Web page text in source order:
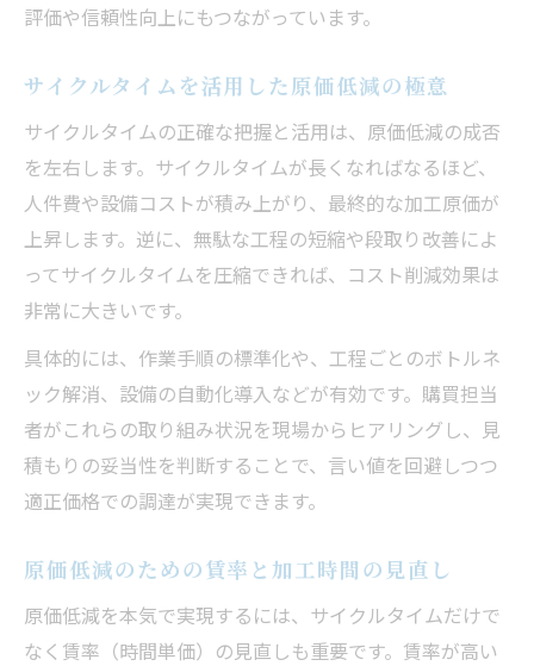
評価や信頼性向上にもつながっています。
サイクルタイムを活用した原価低減の極意
サイクルタイムの正確な把握と活用は、原価低減の成否
を左右します。サイクルタイムが長くなればなるほど、
人件費や設備コストが積み上がり、最終的な加工原価が
上昇します。逆に、無駄な工程の短縮や段取り改善によ
ってサイクルタイムを圧縮できれば、コスト削減効果は
非常に大きいです。
具体的には、作業手順の標準化や、工程ごとのボトルネ
ック解消、設備の自動化導入などが有効です。購買担当
者がこれらの取り組み状況を現場からヒアリングし、見
積もりの妥当性を判断することで、言い値を回避しつつ
適正価格での調達が実現できます。
原価低減のための賃率と加工時間の見直し
原価低減を本気で実現するには、サイクルタイムだけで
なく賃率（時間単価）の見直しも重要です。賃率が高い